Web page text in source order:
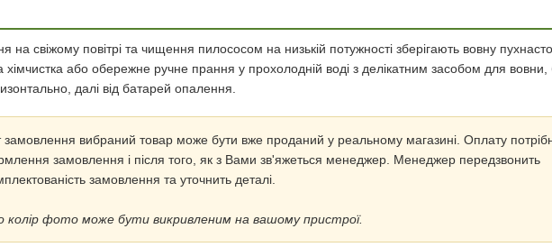
на свіжому повітрі та чищення пилососом на низькій потужності зберігають вовну
або обережне ручне прання у прохолодній воді з делікатним засобом для вовни,
далі від батарей опалення.
вибраний товар може бути вже проданий у реальному магазині. Оплату
замовлення і після того, як з Вами зв'яжеться менеджер. Менеджер передзвонить
замовлення та уточнить деталі.
колір фото може бути викривленим на вашому пристрої.